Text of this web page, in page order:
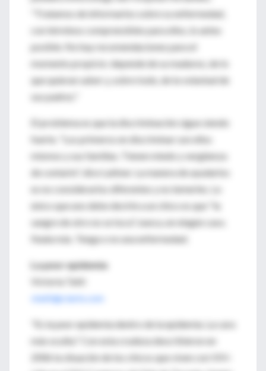
"Tratamos de informarlos sobre su enfermedad,
con términos comprensibles para ellos, lo antes
posible. No hay recomendaciones para el
momento propicio: depende de su madurez, de lo
que quieran saber y, sobre todo, de la voluntad de
sus padres."
El problema es que la discriminación sigue siendo
fuerte. "Los primeros en discriminar son ellos
mismos y sus familias. Tienen miedo y vergüenza
de contarlo", dice Lattner. La manera de ayudarlos
es no considerarlos diferentes y no temerles. Lo
único que uno debe decirle a un chico es que "la
sangre de otro no se toca", nunca, en ningún caso.
Nada más. Tenga o no una enfermedad.
La peor epidemia
Victoria Tatti
vtatti@clarin.com
"Es la peor epidemia dentro de la epidemia. La cara
más oculta." Con esta crudeza describieron en
2006 la situación de los chicos que viven con VIH-